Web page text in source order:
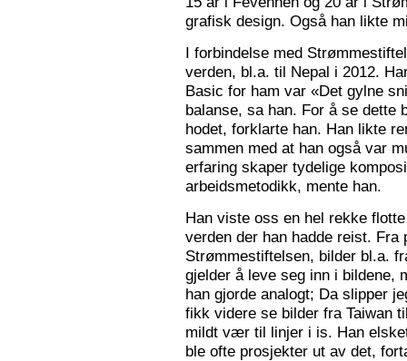
grafisk design. Også han likte
I forbindelse med
verden, bl.a. til Nepal i 2012.
Basic for ham var «Det gylne
balanse, sa han. For å se dette
hodet, forklarte han. Han likte
sammen med at han også var
erfaring skaper tydelige
arbeidsmetodikk, mente han.
Han viste oss en hel rekke
verden der han hadde reist. Fra
Strømmestiftelsen, bilder bl.a.
gjelder å leve seg inn i bildene,
han gjorde analogt; Da slipper
fikk videre se bilder fra Taiwan
mildt vær til linjer i is. Han
ble ofte prosjekter ut av det,